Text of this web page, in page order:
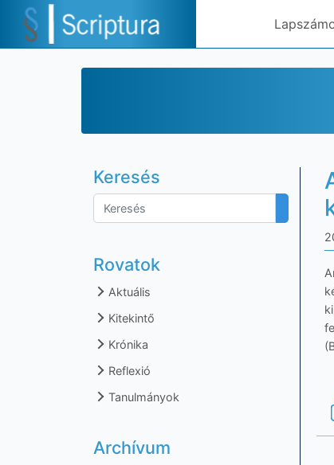
Keresés
Rovatok
Aktuális
Kitekintő
Krónika
Reflexió
Tanulmányok
Archívum